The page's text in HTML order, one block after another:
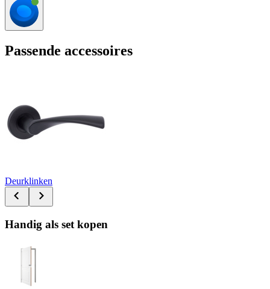
Passende accessoires
Deurklinken
Handig als set kopen